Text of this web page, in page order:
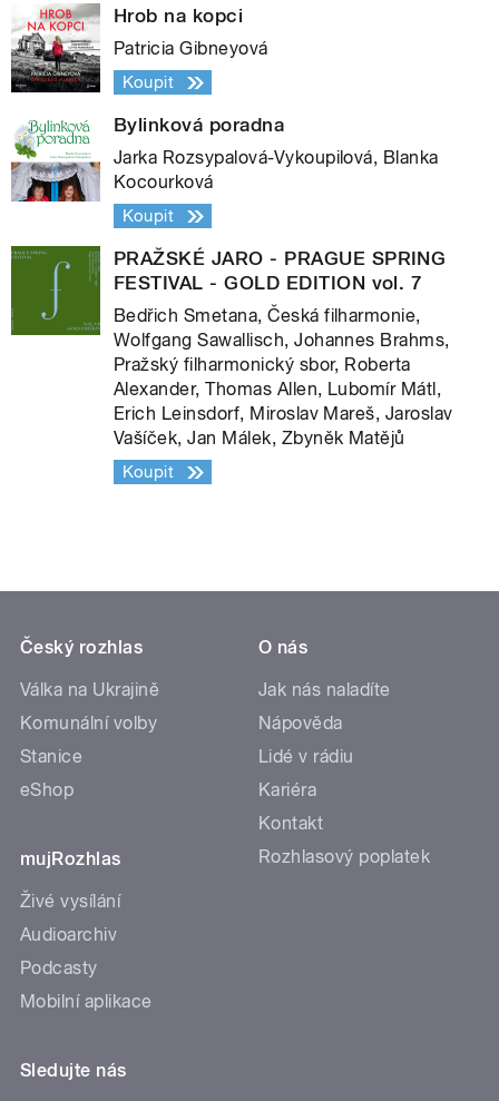
Hrob na kopci
Patricia Gibneyová
Koupit
Bylinková poradna
Jarka Rozsypalová-Vykoupilová, Blanka
Kocourková
Koupit
PRAŽSKÉ JARO - PRAGUE SPRING
FESTIVAL - GOLD EDITION vol. 7
Bedřich Smetana, Česká filharmonie,
Wolfgang Sawallisch, Johannes Brahms,
Pražský filharmonický sbor, Roberta
Alexander, Thomas Allen, Lubomír Mátl,
Erich Leinsdorf, Miroslav Mareš, Jaroslav
Vašíček, Jan Málek, Zbyněk Matějů
Koupit
Český rozhlas
Válka na Ukrajině
Komunální volby
Stanice
eShop
mujRozhlas
Živé vysílání
Audioarchiv
Podcasty
Mobilní aplikace
O nás
Jak nás naladíte
Nápověda
Lidé v rádiu
Kariéra
Kontakt
Rozhlasový poplatek
Sledujte nás